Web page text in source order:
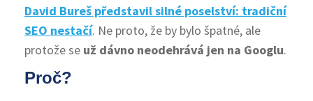
David Bureš představil silné poselství: tradiční
SEO nestačí. Ne proto, že by bylo špatné, ale
protože se už dávno neodehrává jen na Googlu.
Proč?